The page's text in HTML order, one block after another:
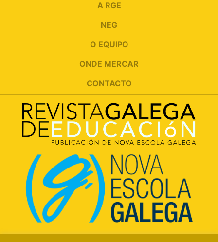
A RGE
NEG
O EQUIPO
ONDE MERCAR
CONTACTO